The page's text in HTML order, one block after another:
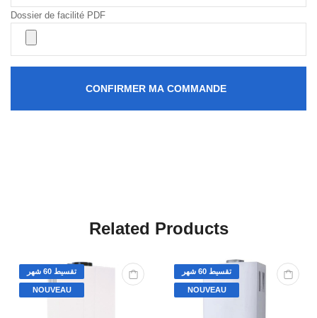
Dossier de facilité PDF
CONFIRMER MA COMMANDE
Related Products
تقسيط 60 شهر
NOUVEAU
تقسيط 60 شهر
NOUVEAU